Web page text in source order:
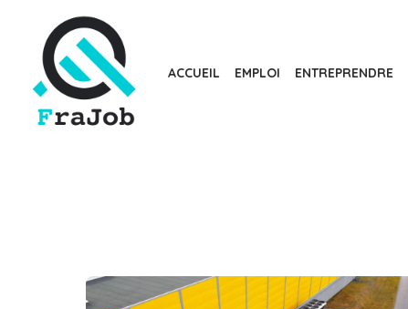
content
ACCUEIL EMPLOI ENTREPRENDRE